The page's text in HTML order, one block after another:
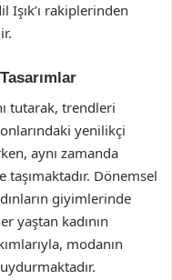
rakiplerinden
tutarak, trendleri
yenilikçi
aynı zamanda
Dönemsel
giyimlerinde
yaştan kadının
modanın